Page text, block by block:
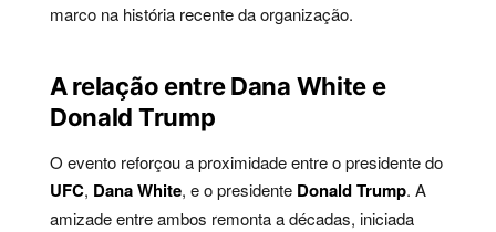
marco na história recente da organização.
A relação entre Dana White e
Donald Trump
O evento reforçou a proximidade entre o presidente do
UFC, Dana White, e o presidente Donald Trump. A
amizade entre ambos remonta a décadas, iniciada